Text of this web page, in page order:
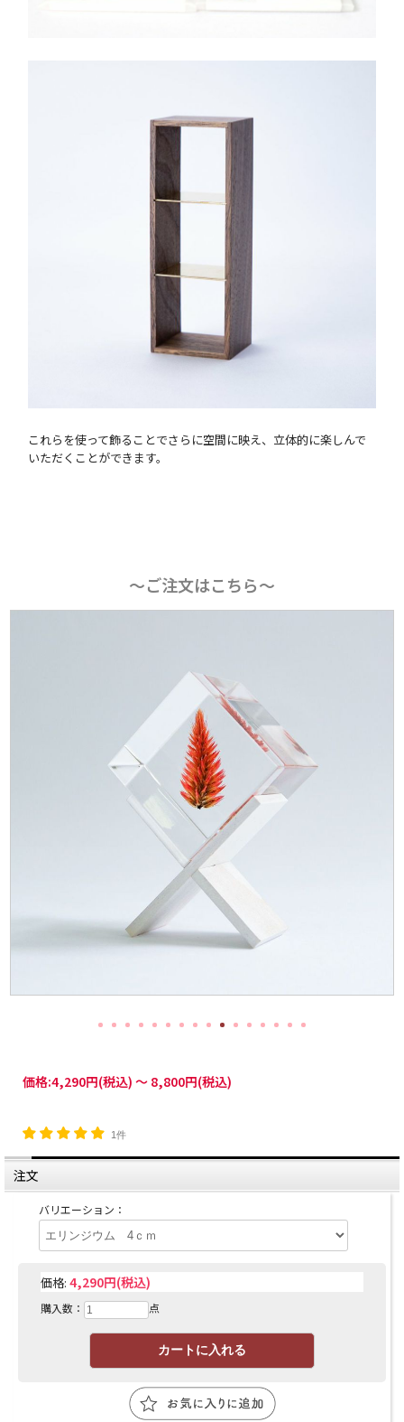
これらを使って飾ることでさらに空間に映え、立体的に楽しんで
いただくことができます。
〜ご注文はこちら〜
価格:4,290円(税込) ～ 8,800円(税込)
1件
注文
バリエーション：
価格: 4,290円(税込)
購入数： 点